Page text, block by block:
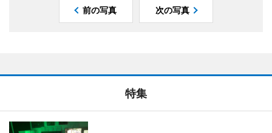
前の写真 次の写真
特集